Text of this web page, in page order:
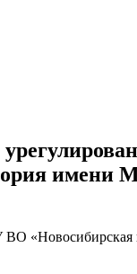
имени
«Новосибирская